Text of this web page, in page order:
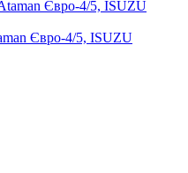
Євро-4/5, ISUZU